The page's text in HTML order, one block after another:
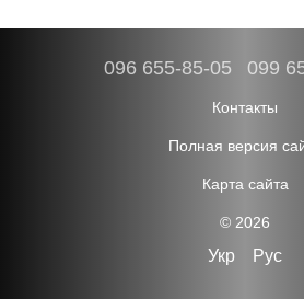
096 655-85-05 099
Контакты
Полная версия
Карта сайта
© 2026
Укр Рус